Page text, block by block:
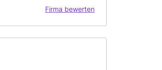
Firma bewerten